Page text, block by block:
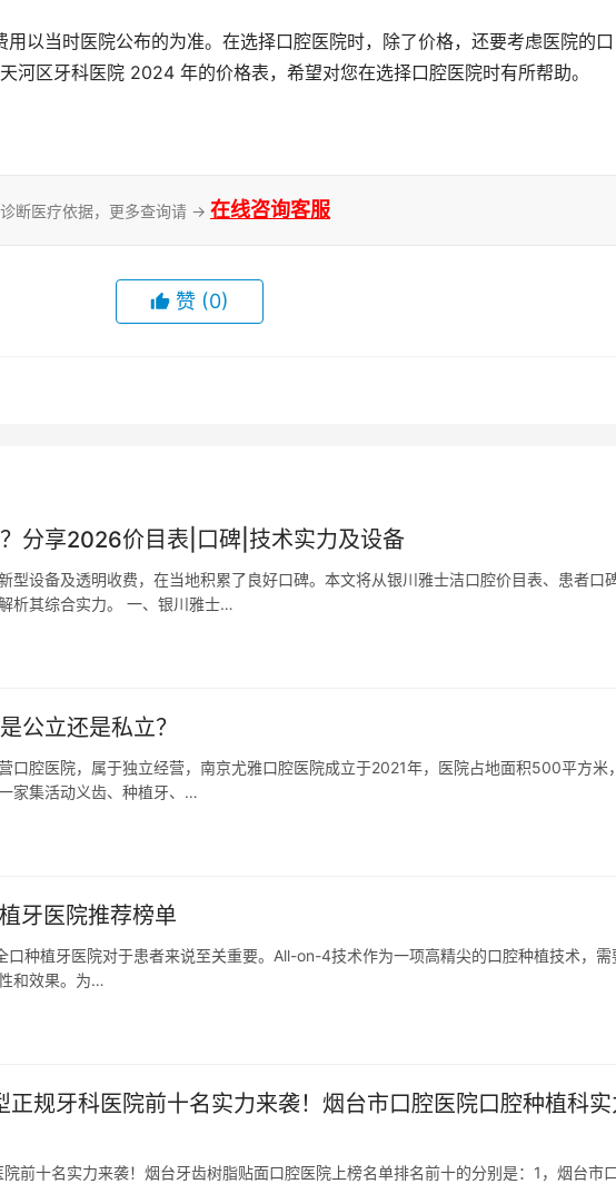
河区牙科医院 2024 年的价格表，希望对您在选择口腔医院时有所帮助。
断医疗依据，更多查询请 → 在线咨询客服
赞 (0)
分享2026价目表|口碑|技术实力及设备
型设备及透明收费，在当地积累了良好口碑。本文将从银川雅士洁口腔价目表、患者口
析其综合实力。 一、银川雅士…
公立还是私立？
口腔医院，属于独立经营，南京尤雅口腔医院成立于2021年，医院占地面积500平方米
家集活动义齿、种植牙、…
牙医院推荐榜单
种植牙医院对于患者来说至关重要。All-on-4技术作为一项高精尖的口腔种植技术，需
和效果。为…
规牙科医院前十名实力来袭！烟台市口腔医院口腔种植科
前十名实力来袭！烟台牙齿树脂贴面口腔医院上榜名单排名前十的分别是：1，烟台市